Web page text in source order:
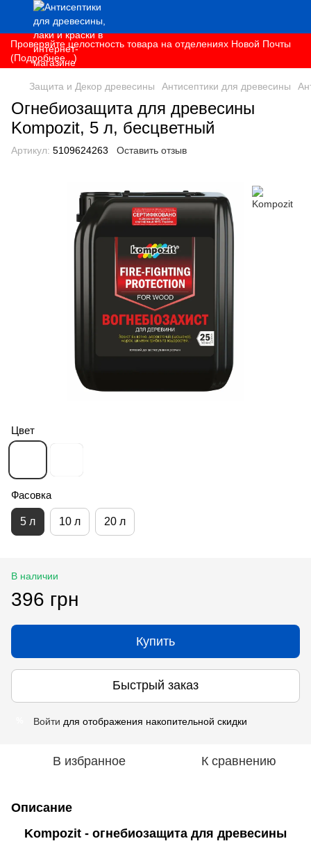
Проверяйте целостность товара на отделениях Новой Почты
(Подробнее...)
Защита и Декор древесины Антисептики для древесины
Огнебиозащита для древесины
Kompozit, 5 л, бесцветный
Артикул: 5109624263 Оставить отзыв
Цвет
Фасовка
5 л 10 л 20 л
В наличии
396 грн
Купить
Быстрый заказ
Войти для отображения накопительной скидки
В избранное К сравнению
Описание
Kompozit - огнебиозащита для древесины